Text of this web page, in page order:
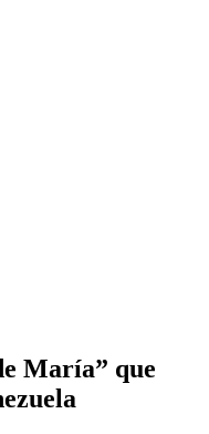
María” que